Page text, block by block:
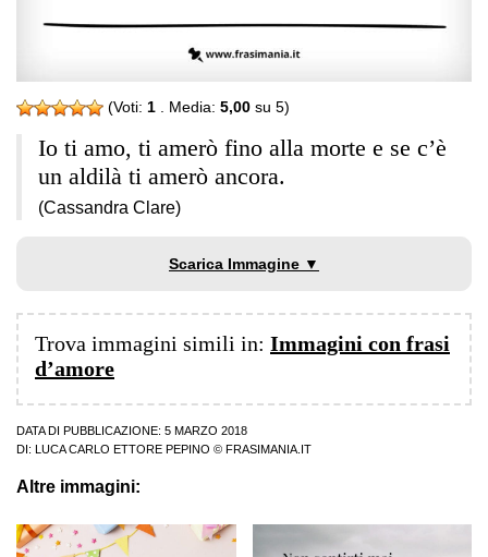
(Voti: 1 . Media: 5,00 su 5)
Io ti amo, ti amerò fino alla morte e se c’è
un aldilà ti amerò ancora.
(Cassandra Clare)
Scarica Immagine ▼
Trova immagini simili in: Immagini con frasi
d’amore
DATA DI PUBBLICAZIONE: 5 MARZO 2018
DI:
LUCA CARLO ETTORE PEPINO © FRASIMANIA.IT
Altre immagini: